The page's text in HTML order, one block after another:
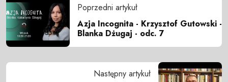
Poprzedni artykuł
Azja Incognita - Krzysztof Gutowski -
Blanka Dżugaj - odc. 7
Następny artykuł